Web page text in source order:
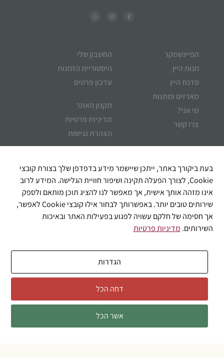
הפיינשמקר
חנות היין
סדנת היין
מארזים ומתנות
מי אני?
צרו קשר
החשבון שלי
היסטוריית הזמנות
עדכון פרטים
תקנון האתר
מדיניות פרטיות
הצהרת נגישות
שליחה
בעת ביקורך באתר, ייתכן שיישמר מידע בדפדפן שלך בצורת קובצי
Cookie, לצורך הפעלה תקינה ושיפור חוויית הגלישה. המידע לרוב
אינו מזהה אותך אישית, אך מאפשר לנו להציג תוכן מותאם ולספק
שירותים טובים יותר. באפשרותך לבחור אילו קובצי Cookie לאפשר,
אך חסימה של חלקם עשויה לפגוע בפעילות האתר ובאיכות
השירותים. מדיניות פרטיות
הגדרות
דחה הכל
אשר הכל